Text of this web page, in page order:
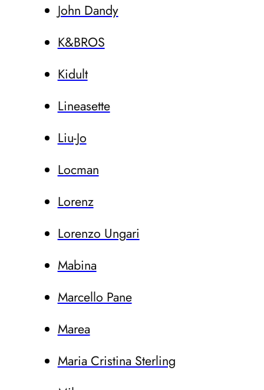
John Dandy
K&BROS
Kidult
Lineasette
Liu-Jo
Locman
Lorenz
Lorenzo Ungari
Mabina
Marcello Pane
Marea
Maria Cristina Sterling